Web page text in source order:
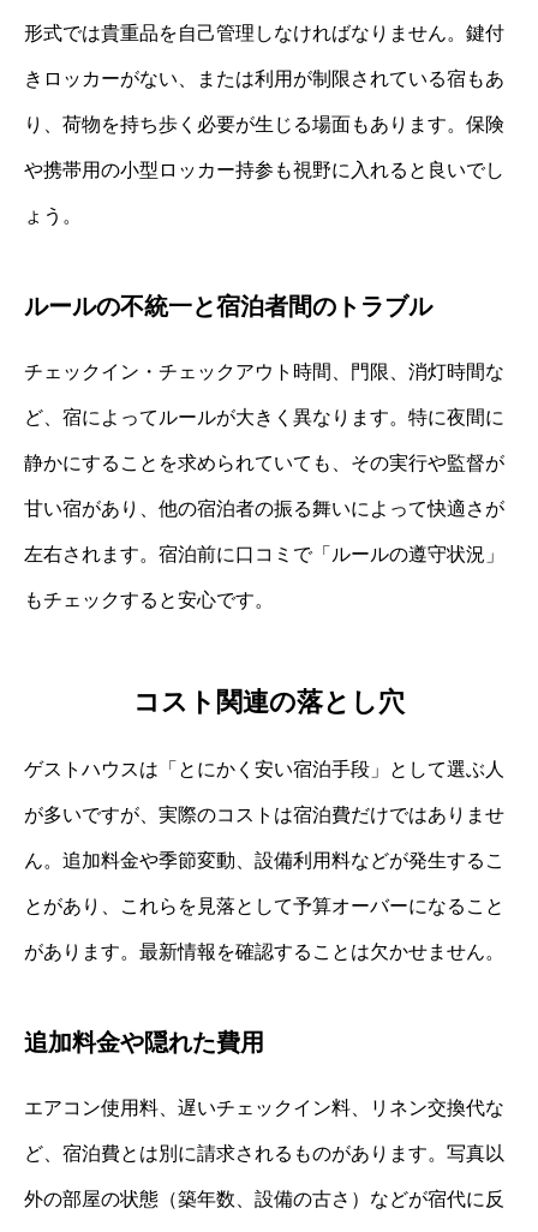
形式では貴重品を自己管理しなければなりません。鍵付
きロッカーがない、または利用が制限されている宿もあ
り、荷物を持ち歩く必要が生じる場面もあります。保険
や携帯用の小型ロッカー持参も視野に入れると良いでし
ょう。
ルールの不統一と宿泊者間のトラブル
チェックイン・チェックアウト時間、門限、消灯時間な
ど、宿によってルールが大きく異なります。特に夜間に
静かにすることを求められていても、その実行や監督が
甘い宿があり、他の宿泊者の振る舞いによって快適さが
左右されます。宿泊前に口コミで「ルールの遵守状況」
もチェックすると安心です。
コスト関連の落とし穴
ゲストハウスは「とにかく安い宿泊手段」として選ぶ人
が多いですが、実際のコストは宿泊費だけではありませ
ん。追加料金や季節変動、設備利用料などが発生するこ
とがあり、これらを見落として予算オーバーになること
があります。最新情報を確認することは欠かせません。
追加料金や隠れた費用
エアコン使用料、遅いチェックイン料、リネン交換代な
ど、宿泊費とは別に請求されるものがあります。写真以
外の部屋の状態（築年数、設備の古さ）などが宿代に反